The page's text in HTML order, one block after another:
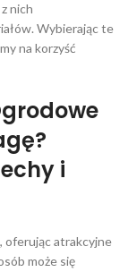
nich
Wybierając te
na korzyść
i
oferując atrakcyjne
może się